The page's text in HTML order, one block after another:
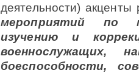
деятельности)
мероприятий по
изучению и
военнослужащих,
боеспособности,